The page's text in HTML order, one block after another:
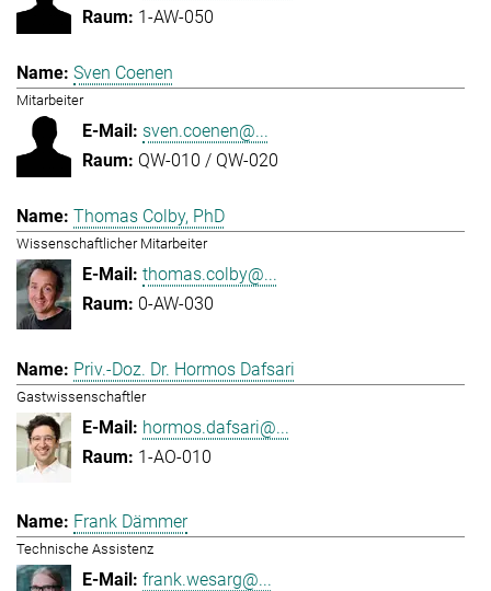
1-AW-050
Sven Coenen
Mitarbeiter
sven.coenen@...
QW-010 / QW-020
Thomas Colby, PhD
Wissenschaftlicher Mitarbeiter
thomas.colby@...
0-AW-030
Priv.-Doz. Dr. Hormos Dafsari
Gastwissenschaftler
hormos.dafsari@...
1-AO-010
Frank Dämmer
Technische Assistenz
frank.wesarg@...